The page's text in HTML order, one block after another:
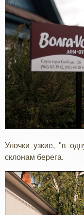
Улочки узкие, "в
склонам берега.